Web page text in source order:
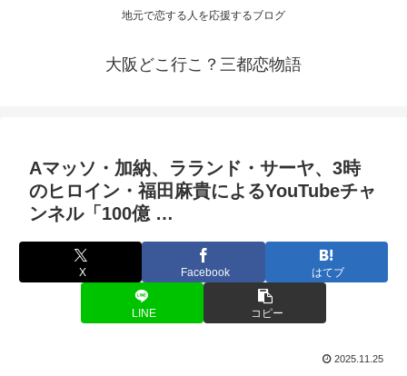
地元で恋する人を応援するブログ
大阪どこ行こ？三都恋物語
Aマッソ・加納、ラランド・サーヤ、3時
のヒロイン・福田麻貴によるYouTubeチャ
ンネル「100億 …
X Facebook はてブ
LINE コピー
2025.11.25